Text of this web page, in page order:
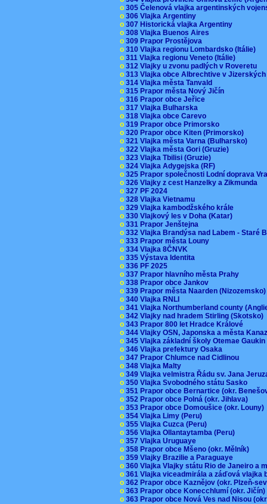
o 305 Čelenová vlajka argentinských
o 306 Vlajka Argentiny
o 307 Historická vlajka Argentiny
o 308 Vlajka Buenos Aires
o 309 Prapor Prostějova
o 310 Vlajka regionu Lombardsko (Itálie)
o 311 Vlajka regionu Veneto (Itálie)
o 312 Vlajky u zvonu padlých v Roveretu
o 313 Vlajka obce Albrechtive v
o 314 Vlajka města Tanvald
o 315 Prapor města Nový Jičín
o 316 Prapor obce Jeřice
o 317 Vlajka Bulharska
o 318 Vlajka obce Carevo
o 319 Prapor obce Primorsko
o 320 Prapor obce Kiten (Primorsko)
o 321 Vlajka města Varna (Bulharsko)
o 322 Vlajka města Gori (Gruzie)
o 323 Vlajka Tbilisi (Gruzie)
o 324 Vlajka Adygejska (RF)
o 325 Prapor společnosti Lodní doprava
o 326 Vlajky z cest Hanzelky a Zikmunda
o 327 PF 2024
o 328 Vlajka Vietnamu
o 329 Vlajka kambodžského krále
o 330 Vlajkový les v Doha (Katar)
o 331 Prapor Jenštejna
o 332 Vlajka Brandýsa nad Labem - Staré
o 333 Prapor města Louny
o 334 Vlajka 8ČNVK
o 335 Výstava Identita
o 336 PF 2025
o 337 Prapor hlavního města Prahy
o 338 Prapor obce Jankov
o 339 Prapor města Naarden
o 340 Vlajka RNLI
o 341 Vlajka Northumberland county
o 342 Vlajky nad hradem Stirling (Skotsko)
o 343 Prapor 800 let Hradce Králové
o 344 Vlajky OSN, Japonska a města
o 345 Vlajka základní školy Otemae
o 346 Vlajka prefektury Osaka
o 347 Prapor Chlumce nad Cidlinou
o 348 Vlajka Malty
o 349 Vlajka velmistra Řádu sv. Jana
o 350 Vlajka Svobodného státu Sasko
o 351 Prapor obce Bernartice (okr.
o 352 Prapor obce Polná (okr. Jihlava)
o 353 Prapor obce Domoušice (okr. Louny)
o 354 Vlajka Limy (Peru)
o 355 Vlajka Cuzca (Peru)
o 356 Vlajka Ollantaytamba (Peru)
o 357 Vlajka Uruguaye
o 358 Prapor obce Mšeno (okr. Mělník)
o 359 Vlajky Brazilie a Paraguaye
o 360 Vlajka Vlajky státu Rio de Janeiro a
o 361 Vlajka viceadmirála a záďová
o 362 Prapor obce Kaznějov (okr. Plzeň-
o 363 Prapor obce Konecchlumí (okr.
o 363 Prapor obce Nová Ves nad Nisou